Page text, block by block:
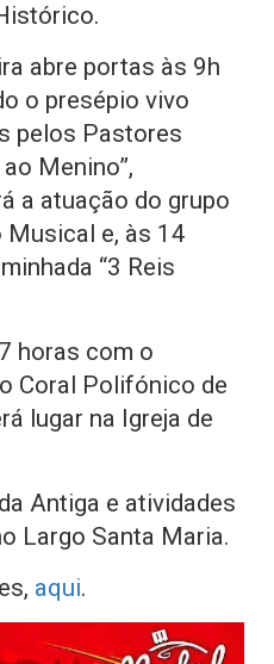
abre portas às 9h
o presépio vivo
pelos Pastores
Menino”,
a atuação do grupo
e, às 14
“3 Reis
horas com o
Coral Polifónico de
lugar na Igreja de
Antiga e atividades
Largo Santa Maria.
aqui.